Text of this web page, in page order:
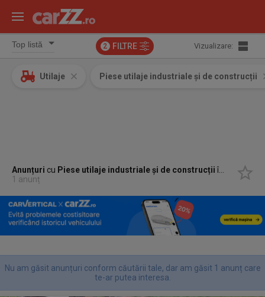
2 FILTRE Vizualizare:
Utilaje Piese utilaje industriale și de construcții
Anunțuri cu Piese utilaje industriale și de construcțiiîn
Grinties,
1 anunț
Nu am găsit anunțuri conform căutării tale, dar am găsit 1 anunț care
te-ar putea interesa.